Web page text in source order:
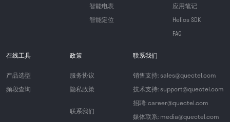
智能电表
智能定位
应用笔记
Helios SDK
FAQ
在线工具
产品选型
频段查询
政策
服务协议
隐私政策
联系我们
联系我们
销售支持: sales@quectel.com
技术支持: support@quectel.com
招聘: career@quectel.com
媒体联系: media@quectel.com